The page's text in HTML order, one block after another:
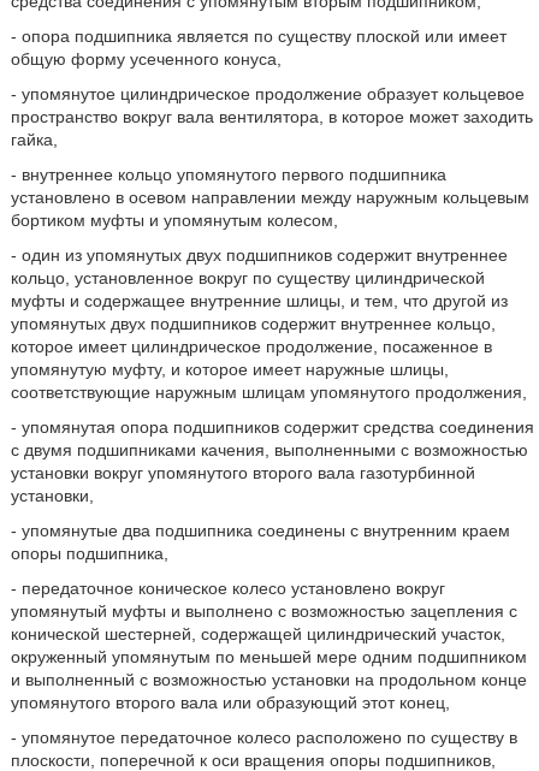
- опора подшипника является по существу плоской или имеет
общую форму усеченного конуса,
- упомянутое цилиндрическое продолжение образует кольцевое
пространство вокруг вала вентилятора, в которое может заходить
гайка,
- внутреннее кольцо упомянутого первого подшипника
установлено в осевом направлении между наружным кольцевым
бортиком муфты и упомянутым колесом,
- один из упомянутых двух подшипников содержит внутреннее
кольцо, установленное вокруг по существу цилиндрической
муфты и содержащее внутренние шлицы, и тем, что другой из
упомянутых двух подшипников содержит внутреннее кольцо,
которое имеет цилиндрическое продолжение, посаженное в
упомянутую муфту, и которое имеет наружные шлицы,
соответствующие наружным шлицам упомянутого продолжения,
- упомянутая опора подшипников содержит средства соединения
с двумя подшипниками качения, выполненными с возможностью
установки вокруг упомянутого второго вала газотурбинной
установки,
- упомянутые два подшипника соединены с внутренним краем
опоры подшипника,
- передаточное коническое колесо установлено вокруг
упомянутый муфты и выполнено с возможностью зацепления с
конической шестерней, содержащей цилиндрический участок,
окруженный упомянутым по меньшей мере одним подшипником
и выполненный с возможностью установки на продольном конце
упомянутого второго вала или образующий этот конец,
- упомянутое передаточное колесо расположено по существу в
плоскости, поперечной к оси вращения опоры подшипников,